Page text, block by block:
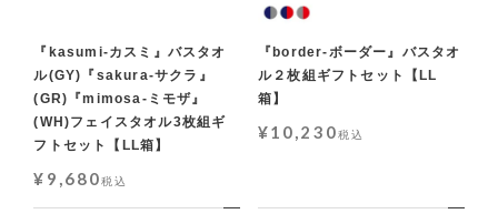
『kasumi-カスミ』バスタオ
ル(GY)『sakura-サクラ』
(GR)『mimosa-ミモザ』
(WH)フェイスタオル3枚組ギ
フトセット【LL箱】
¥ 9,680税込
『border-ボーダー』バスタオ
ル２枚組ギフトセット【LL
箱】
¥10,230税込